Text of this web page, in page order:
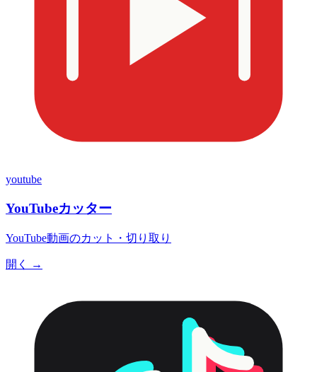
youtube
YouTubeカッター
YouTube動画のカット・切り取り
開く →